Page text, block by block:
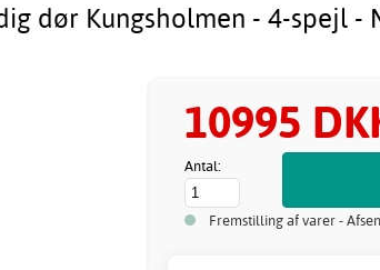
dør Kungsholmen - 4-spejl -
10995
Antal:
Fremstilling af varer -